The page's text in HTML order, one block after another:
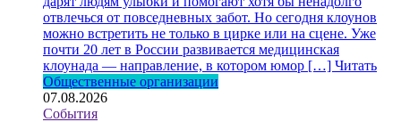
отвлечься от повседневных забот. Но сегодня клоунов
можно встретить не только в цирке или на сцене. Уже
почти 20 лет в России развивается медицинская
клоунада — направление, в котором юмор […] Читать
Общественные организации
07.08.2026
События